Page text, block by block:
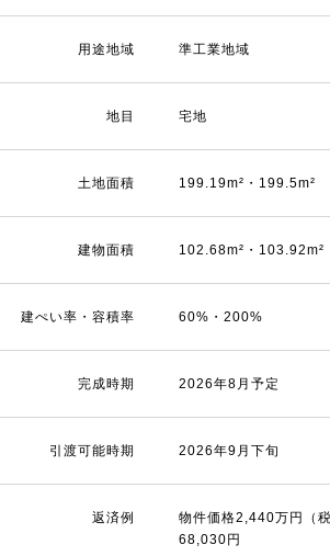
用途地域 準工業地域
地目 宅地
土地面積 199.19m²・199.5m²
建物面積 102.68m²・103.92m²
建ぺい率・容積率 60%・200%
完成時期 2026年8月予定
引渡可能時期 2026年9月下旬
返済例
物件価格2,440万円（
68,030円